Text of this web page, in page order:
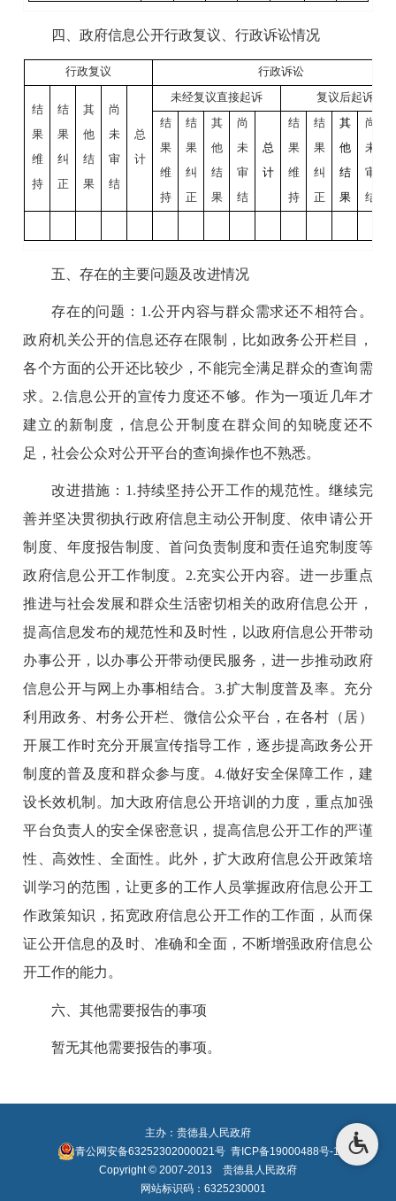
四、政府信息公开行政复议、行政诉讼情况
行政复议 行政诉讼
结
果
维
持
结
果
纠
正
其
他
结
果
尚
未
审
结
总
计
未经复议直接起诉
复议后起诉
结
果
维
持
结
果
纠
正
其
他
结
果
尚
未
审
结
总
计
结
果
维
持
结
果
纠
正
其
他
结
果
尚
未
审
结
五、存在的主要问题及改进情况
存在的问题： 1.公开内容与群众需求还不相符合。
政府机关公开的信息还存在限制，比如政务公开栏目，
各个方面的公开还比较少，不能完全满足群众的查询需
求。 2.信息公开的宣传力度还不够。作为一项近几年才
建立的新制度，信息公开制度在群众间的知晓度还不
足，社会公众对公开平台的查询操作也不熟悉。
改进措施： 1.持续坚持公开工作的规范性。继续完
善并坚决贯彻执行政府信息主动公开制度、依申请公开
制度、年度报告制度、首问负责制度和责任追究制度等
政府信息公开工作制度。 2.充实公开内容。进一步重点
推进与社会发展和群众生活密切相关的政府信息公开，
提高信息发布的规范性和及时性，以政府信息公开带动
办事公开，以办事公开带动便民服务，进一步推动政府
信息公开与网上办事相结合。3.扩大制度普及率。充分
利用政务、村务公开栏、微信公众平台，在各村（居）
开展工作时充分开展宣传指导工作，逐步提高政务公开
制度的普及度和群众参与度。4.做好安全保障工作，建
设长效机制。加大政府信息公开培训的力度，重点加强
平台负责人的安全保密意识，提高信息公开工作的严谨
性、高效性、全面性。此外，扩大政府信息公开政策培
训学习的范围，让更多的工作人员掌握政府信息公开工
作政策知识，拓宽政府信息公开工作的工作面，从而保
证公开信息的及时、准确和全面，不断增强政府信息公
开工作的能力。
六、其他需要报告的事项
暂无其他需要报告的事项。
主办：贵德县人民政府
青公网安备63252302000021号 青ICP备19000488号-1
Copyright © 2007-2013 贵德县人民政府
网站标识码：6325230001